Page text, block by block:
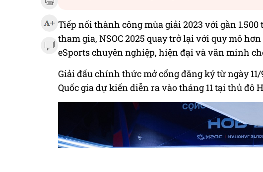
Tiếp nối thành công mùa giải 2023 với gần
tham gia, NSOC 2025 quay trở lại với quy mô
eSports chuyên nghiệp, hiện đại và văn minh
Giải đấu chính thức mở cổng đăng ký từ ngày
Quốc gia dự kiến diễn ra vào tháng 11 tại thủ đô